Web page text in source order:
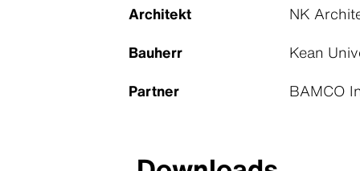
Architekt
NK
Bauherr
Kean
Partner
BAMCO